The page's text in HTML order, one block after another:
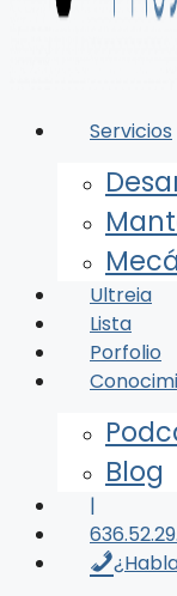
Servicios
Ultreia
Lista
Porfolio
Blog
|